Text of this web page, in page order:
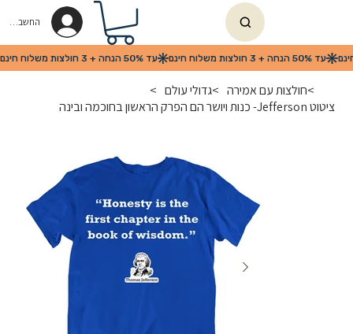
החשבון שלי
>חולצות עם אמירה >גדולי עולם >
ציטוט Jefferson- כנות ויושר הם הפרק הראשון בחוכמה ובינה